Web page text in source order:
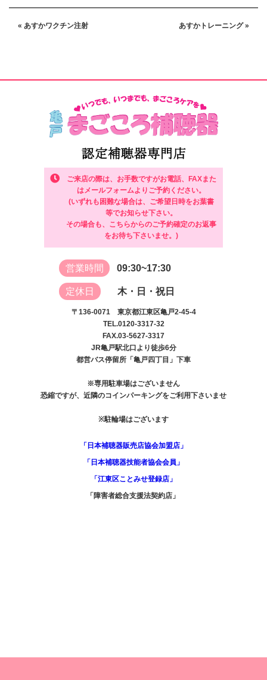
« あすかワクチン注射 あすかトレーニング »
ご来店の際は、お手数ですがお電話、FAXまた
はメールフォームよりご予約ください。
(いずれも困難な場合は、ご希望日時をお葉書
等でお知らせ下さい。
その場合も、こちらからのご予約確定のお返事
をお待ち下さいませ。)
営業時間 09:30~17:30
定休日 木・日・祝日
〒136-0071 東京都江東区亀戸2-45-4
TEL.0120-3317-32
FAX.03-5627-3317
JR亀戸駅北口より徒歩6分
都営バス停留所「亀戸四丁目」下車
※専用駐車場はございません
恐縮ですが、近隣のコインパーキングをご利用下さいませ
※駐輪場はございます
「日本補聴器販売店協会加盟店」
「日本補聴器技能者協会会員」
「江東区ことみせ登録店」
「障害者総合支援法契約店」